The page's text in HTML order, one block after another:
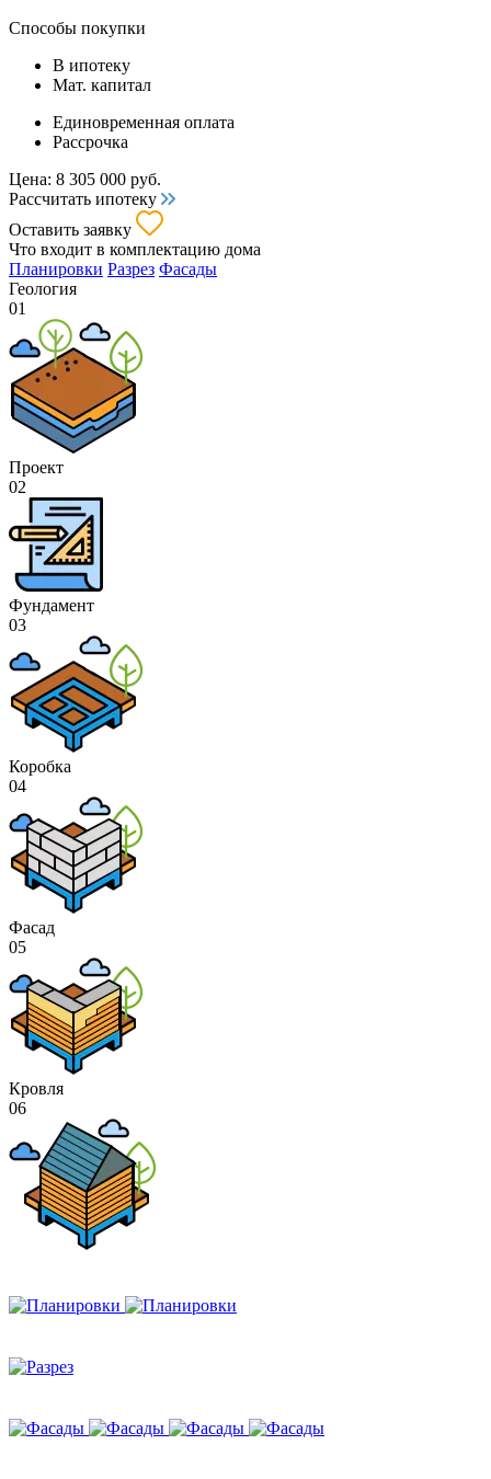
Способы покупки
В ипотеку
Мат. капитал
Единовременная оплата
Рассрочка
Цена: 8 305 000 руб.
Рассчитать ипотеку
Оставить заявку
Что входит в комплектацию дома
Планировки Разрез Фасады
Геология
01
Проект
02
Фундамент
03
Коробка
04
Фасад
05
Кровля
06